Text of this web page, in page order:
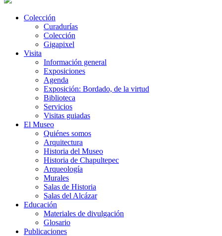
Colección
Curadurías
Colección
Gigapixel
Visita
Información general
Exposiciones
Agenda
Exposición: Bordado, de la virtud
Biblioteca
Servicios
Visitas guiadas
El Museo
Quiénes somos
Arquitectura
Historia del Museo
Historia de Chapultepec
Arqueología
Murales
Salas de Historia
Salas del Alcázar
Educación
Materiales de divulgación
Glosario
Publicaciones